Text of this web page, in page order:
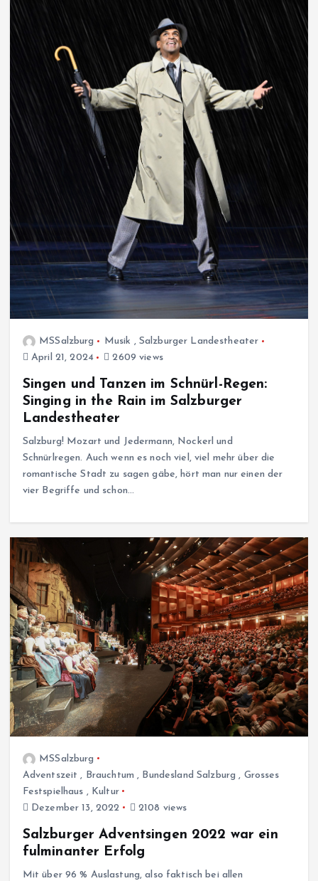
MSSalzburg Musik , Salzburger Landestheater
April 21, 2024
2609 views
Singen und Tanzen im Schnürl-Regen:
Singing in the Rain im Salzburger
Landestheater
Salzburg! Mozart und Jedermann, Nockerl und
Schnürlregen. Auch wenn es noch viel, viel mehr über die
romantische Stadt zu sagen gäbe, hört man nur einen der
vier Begriffe und schon…
MSSalzburg
Adventszeit , Brauchtum , Bundesland Salzburg , Grosses
Festspielhaus , Kultur
Dezember 13, 2022
2108 views
Salzburger Adventsingen 2022 war ein
fulminanter Erfolg
Mit über 96 % Auslastung, also faktisch bei allen